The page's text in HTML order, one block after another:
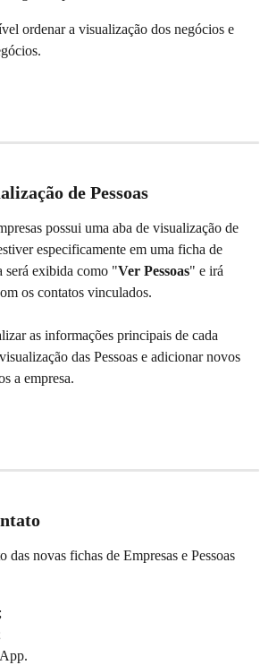
ordenar a visualização dos negócios e
de Pessoas
possui uma aba de visualização de
especificamente em uma ficha de
será exibida como "Ver Pessoas" e irá
os contatos vinculados.
as informações principais de cada
das Pessoas e adicionar novos
a empresa.
das novas fichas de Empresas e Pessoas